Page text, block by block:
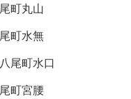
町丸山
町水無
八尾町水口
町宮腰